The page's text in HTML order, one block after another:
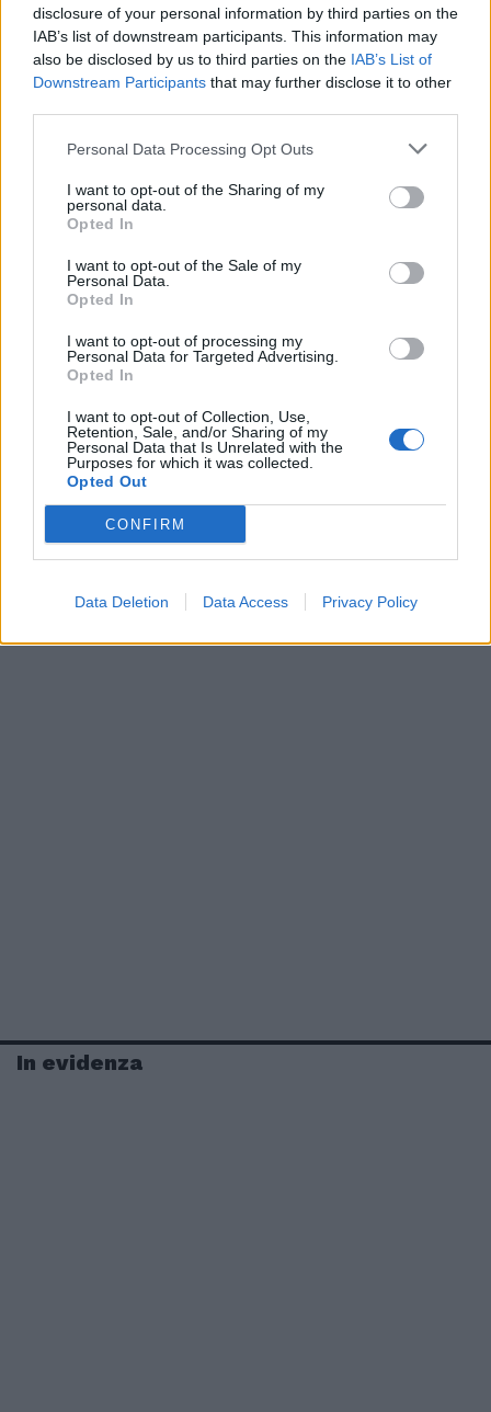
disclosure of your personal information by third parties on the
IAB’s list of downstream participants. This information may
also be disclosed by us to third parties on the IAB’s List of
Downstream Participants that may further disclose it to other
Personal Data Processing Opt Outs
I want to opt-out of the Sharing of my
personal data.
Opted In
I want to opt-out of the Sale of my
Personal Data.
Opted In
I want to opt-out of processing my
Personal Data for Targeted Advertising.
Opted In
I want to opt-out of Collection, Use,
Retention, Sale, and/or Sharing of my
Personal Data that Is Unrelated with the
Purposes for which it was collected.
Opted Out
CONFIRM
Data Deletion Data Access Privacy Policy
In evidenza